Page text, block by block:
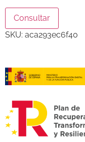
Consultar
SKU: aca293ec6f40